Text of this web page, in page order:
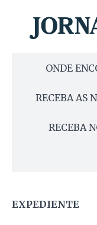
ONDE
RECEBA AS
RECEBA
EXPEDIENTE